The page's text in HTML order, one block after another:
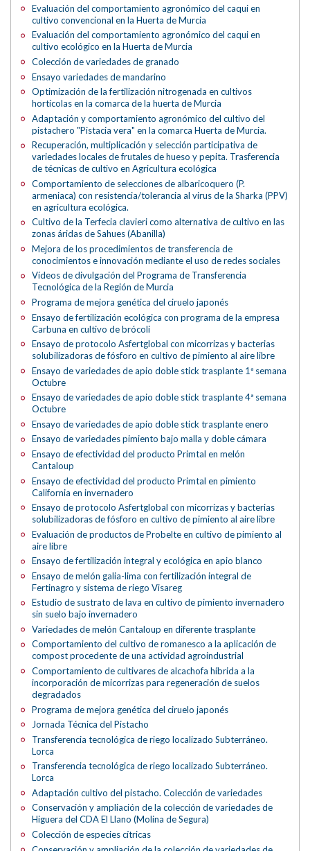
Evaluación del comportamiento agronómico del caqui en
cultivo convencional en la Huerta de Murcia
Evaluación del comportamiento agronómico del caqui en
cultivo ecológico en la Huerta de Murcia
Colección de variedades de granado
Ensayo variedades de mandarino
Optimización de la fertilización nitrogenada en cultivos
hortícolas en la comarca de la huerta de Murcia
Adaptación y comportamiento agronómico del cultivo del
pistachero "Pistacia vera" en la comarca Huerta de Murcia.
Recuperación, multiplicación y selección participativa de
variedades locales de frutales de hueso y pepita. Trasferencia
de técnicas de cultivo en Agricultura ecológica
Comportamiento de selecciones de albaricoquero (P.
armeniaca) con resistencia/tolerancia al virus de la Sharka (PPV)
en agricultura ecológica.
Cultivo de la Terfecia clavieri como alternativa de cultivo en las
zonas áridas de Sahues (Abanilla)
Mejora de los procedimientos de transferencia de
conocimientos e innovación mediante el uso de redes sociales
Vídeos de divulgación del Programa de Transferencia
Tecnológica de la Región de Murcia
Programa de mejora genética del ciruelo japonés
Ensayo de fertilización ecológica con programa de la empresa
Carbuna en cultivo de brócoli
Ensayo de protocolo Asfertglobal con micorrizas y bacterias
solubilizadoras de fósforo en cultivo de pimiento al aire libre
Ensayo de variedades de apio doble stick trasplante 1ª semana
Octubre
Ensayo de variedades de apio doble stick trasplante 4ª semana
Octubre
Ensayo de variedades de apio doble stick trasplante enero
Ensayo de variedades pimiento bajo malla y doble cámara
Ensayo de efectividad del producto Primtal en melón
Cantaloup
Ensayo de efectividad del producto Primtal en pimiento
California en invernadero
Ensayo de protocolo Asfertglobal con micorrizas y bacterias
solubilizadoras de fósforo en cultivo de pimiento al aire libre
Evaluación de productos de Probelte en cultivo de pimiento al
aire libre
Ensayo de fertilización integral y ecológica en apio blanco
Ensayo de melón galia-lima con fertilización integral de
Fertinagro y sistema de riego Visareg
Estudio de sustrato de lava en cultivo de pimiento invernadero
sin suelo bajo invernadero
Variedades de melón Cantaloup en diferente trasplante
Comportamiento del cultivo de romanesco a la aplicación de
compost procedente de una actividad agroindustrial
Comportamiento de cultivares de alcachofa híbrida a la
incorporación de micorrizas para regeneración de suelos
degradados
Programa de mejora genética del ciruelo japonés
Jornada Técnica del Pistacho
Transferencia tecnológica de riego localizado Subterráneo.
Lorca
Transferencia tecnológica de riego localizado Subterráneo.
Lorca
Adaptación cultivo del pistacho. Colección de variedades
Conservación y ampliación de la colección de variedades de
Higuera del CDA El Llano (Molina de Segura)
Colección de especies cítricas